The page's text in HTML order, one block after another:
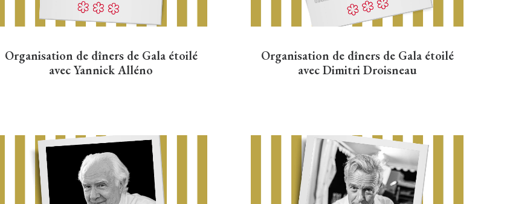
Organisation de dîners de Gala étoilé
avec Yannick Alléno
Organisation de dîners de Gala étoilé
avec Dimitri Droisneau